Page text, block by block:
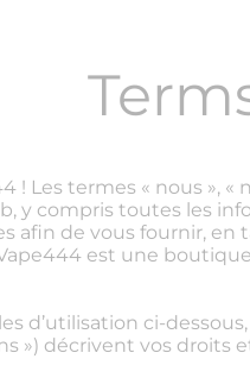
! Les termes « nous »,
y compris toutes les
afin de vous fournir,
Vape444 est une
d’utilisation ci-
») décrivent vos droits